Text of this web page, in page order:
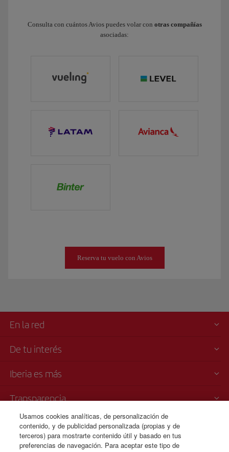
Consulta con cuántos Avios puedes volar con otras compañías
asociadas:
Reserva tu vuelo con Avios
En la red
De tu interés
Iberia es más
Transparencia
Venta telefónica de billetes
+54 11 5354 8125
Usamos cookies analíticas, de personalización de
contenido, y de publicidad personalizada (propias y de
terceros) para mostrarte contenido útil y basado en tus
preferencias de navegación. Para aceptar este tipo de